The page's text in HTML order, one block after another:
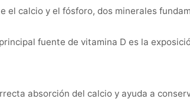
calcio y el fósforo, dos minerales
fuente de vitamina D es la
absorción del calcio y ayuda a